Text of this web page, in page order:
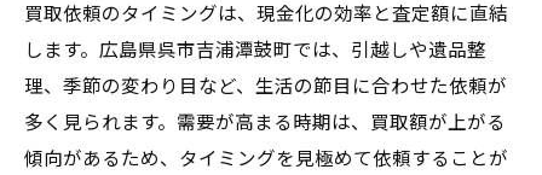
買取依頼のタイミングは、現金化の効率と査定額に直結
します。広島県呉市吉浦潭鼓町では、引越しや遺品整
理、季節の変わり目など、生活の節目に合わせた依頼が
多く見られます。需要が高まる時期は、買取額が上がる
傾向があるため、タイミングを見極めて依頼することが